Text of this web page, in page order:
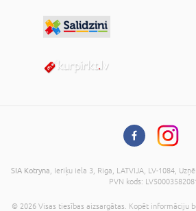
SIA Kotryna , Ieriķu iela 3, Riga, LATVIJA, LV-1084,
PVN kods:
© 2026 Visas tiesības aizsargātas. Kopēt informāciju